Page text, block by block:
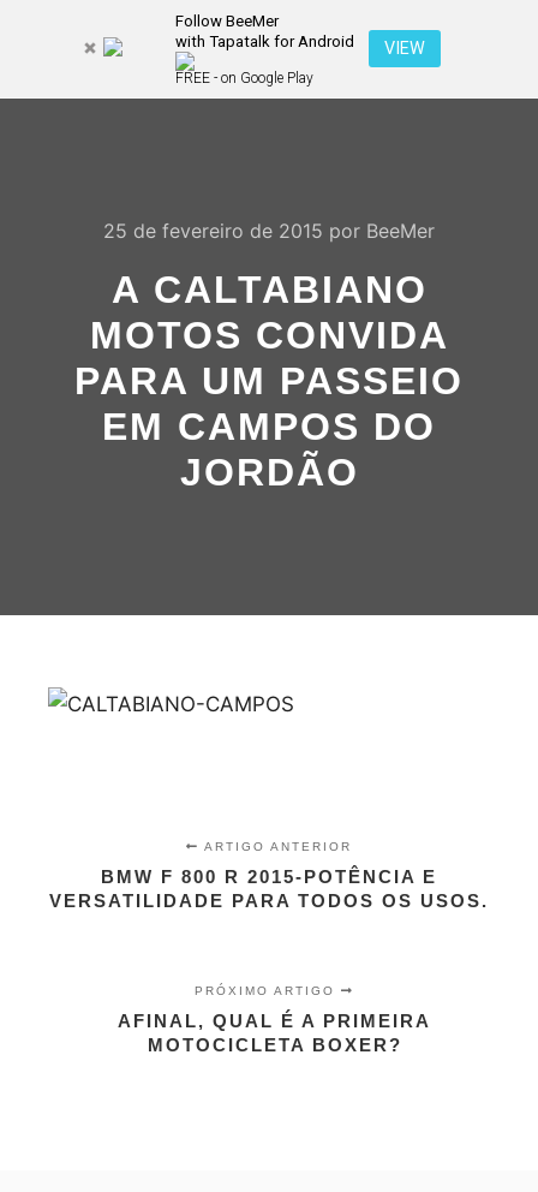
Follow BeeMer
with Tapatalk for Android
FREE - on Google Play
VIEW
25 de fevereiro de 2015 por BeeMer
A CALTABIANO
MOTOS CONVIDA
PARA UM PASSEIO
EM CAMPOS DO
JORDÃO
ARTIGO ANTERIOR
BMW F 800 R 2015-POTÊNCIA E
VERSATILIDADE PARA TODOS OS USOS.
PRÓXIMO ARTIGO
AFINAL, QUAL É A PRIMEIRA
MOTOCICLETA BOXER?